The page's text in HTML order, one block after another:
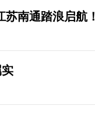
南通踏浪启航！